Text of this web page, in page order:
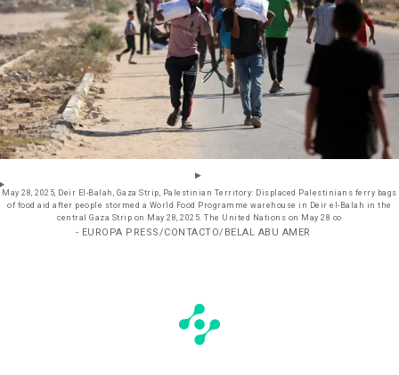
May 28, 2025, Deir El-Balah, Gaza Strip, Palestinian Territory: Displaced Palestinians ferry bags
of food aid after people stormed a World Food Programme warehouse in Deir el-Balah in the
central Gaza Strip on May 28, 2025. The United Nations on May 28 co
- EUROPA PRESS/CONTACTO/BELAL ABU AMER